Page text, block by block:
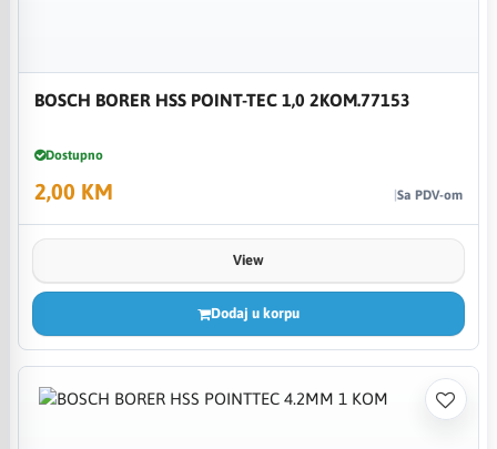
BOSCH BORER HSS POINT-TEC 1,0 2KOM.77153
Dostupno
2,00 KM Sa PDV-om
View
Dodaj u korpu